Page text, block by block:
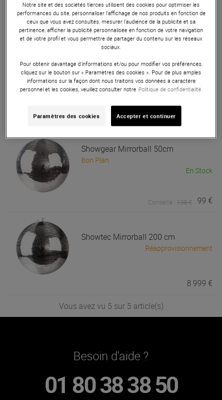
En Stock
98,50 €
ShowtecMirrorball 30 cm
En Stock
Showgear Mirrorball 50cm
Bon Plan
En Stock
Conseillé : 138 € 99 €
Showtec Mirrorball 200 cm
Réapprovisionnement
8 999 €
Vous avez vu 5 sur 5 article(s)
Besoin d'aide ?
01 80 38 38 50
Notre site et des sociétés tierces utilisent des cookies pour optimiser les
performances du site, personnaliser l’affichage de nos produits en fonction de
ceux que vous avez consultés, mesurer l'audience de la publicité et sa
pertinence, afficher la publicité personnalisée en fonction de votre navigation
et de votre profil et vous permettre de partager du contenu sur les réseaux
sociaux.
Pour obtenir davantage d'informations et/ou pour modifier vos préférences,
cliquez sur le bouton sur « Paramètres des cookies ». Pour de plus amples
informations sur la façon dont nous traitons vos données à caractère
personnel et les cookies, veuillez consulter notre Politique de confidentialité.
Paramètres des cookies Accepter et continuer